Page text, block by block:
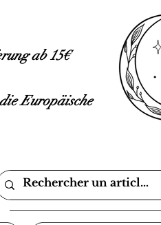
ab 15€
Europäische